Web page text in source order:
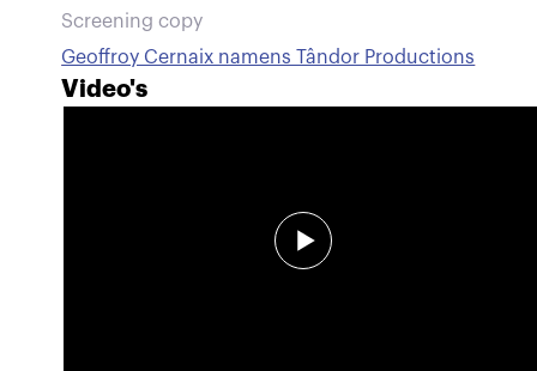
Screening copy
Geoffroy Cernaix namens Tândor Productions
Video's